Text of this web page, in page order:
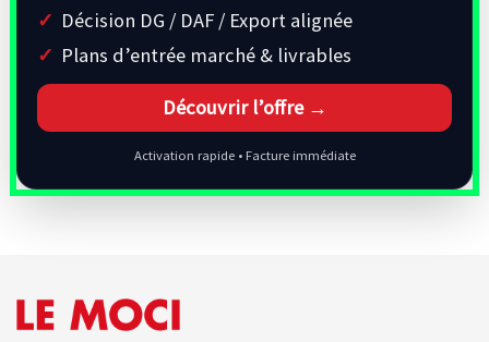
Décision DG / DAF / Export alignée
Plans d’entrée marché & livrables
Découvrir l’offre →
Activation rapide • Facture immédiate